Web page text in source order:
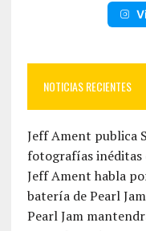
NOTICIAS RECIENTES
Jeff Ament publica
fotografías inéditas
Jeff Ament habla
batería de Pearl Jam
Pearl Jam